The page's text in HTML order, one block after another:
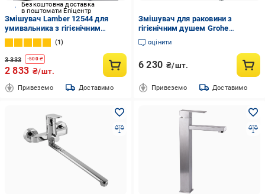
Безкоштовна доставка
в поштомати Епіцентр
Змішувач Lamber 12544 для
умивальника з гігієнічним
душем Хром
1
3 333 -500₴
2 833 ₴/шт.
Привеземо Доставимо
Змішувач для раковини з
гігієнічним душем Grohe
Eurosmart New
оцінити
6 230 ₴/шт.
Привеземо Доставимо